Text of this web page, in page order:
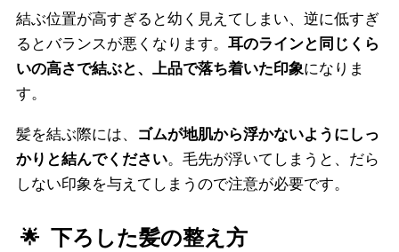
結ぶ位置が高すぎると幼く見えてしまい、逆に低すぎ
るとバランスが悪くなります。 耳のラインと同じくら
いの高さで結ぶと、上品で落ち着いた印象になりま
す。
髪を結ぶ際には、
ゴムが地肌から浮かないようにしっ
かりと結んでください。毛先が浮いてしまうと、だら
しない印象を与えてしまうので注意が必要です。
下ろした髪の整え方